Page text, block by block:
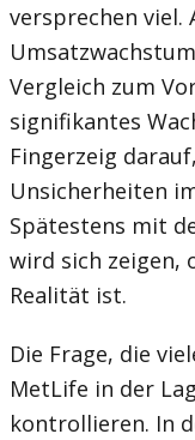
versprechen viel.
Vergleich zum
signifikantes
Fingerzeig
Unsicherheiten
Spätestens mit
wird sich zeigen,
Realität ist.
Die Frage, die
MetLife in der
kontrollieren. In